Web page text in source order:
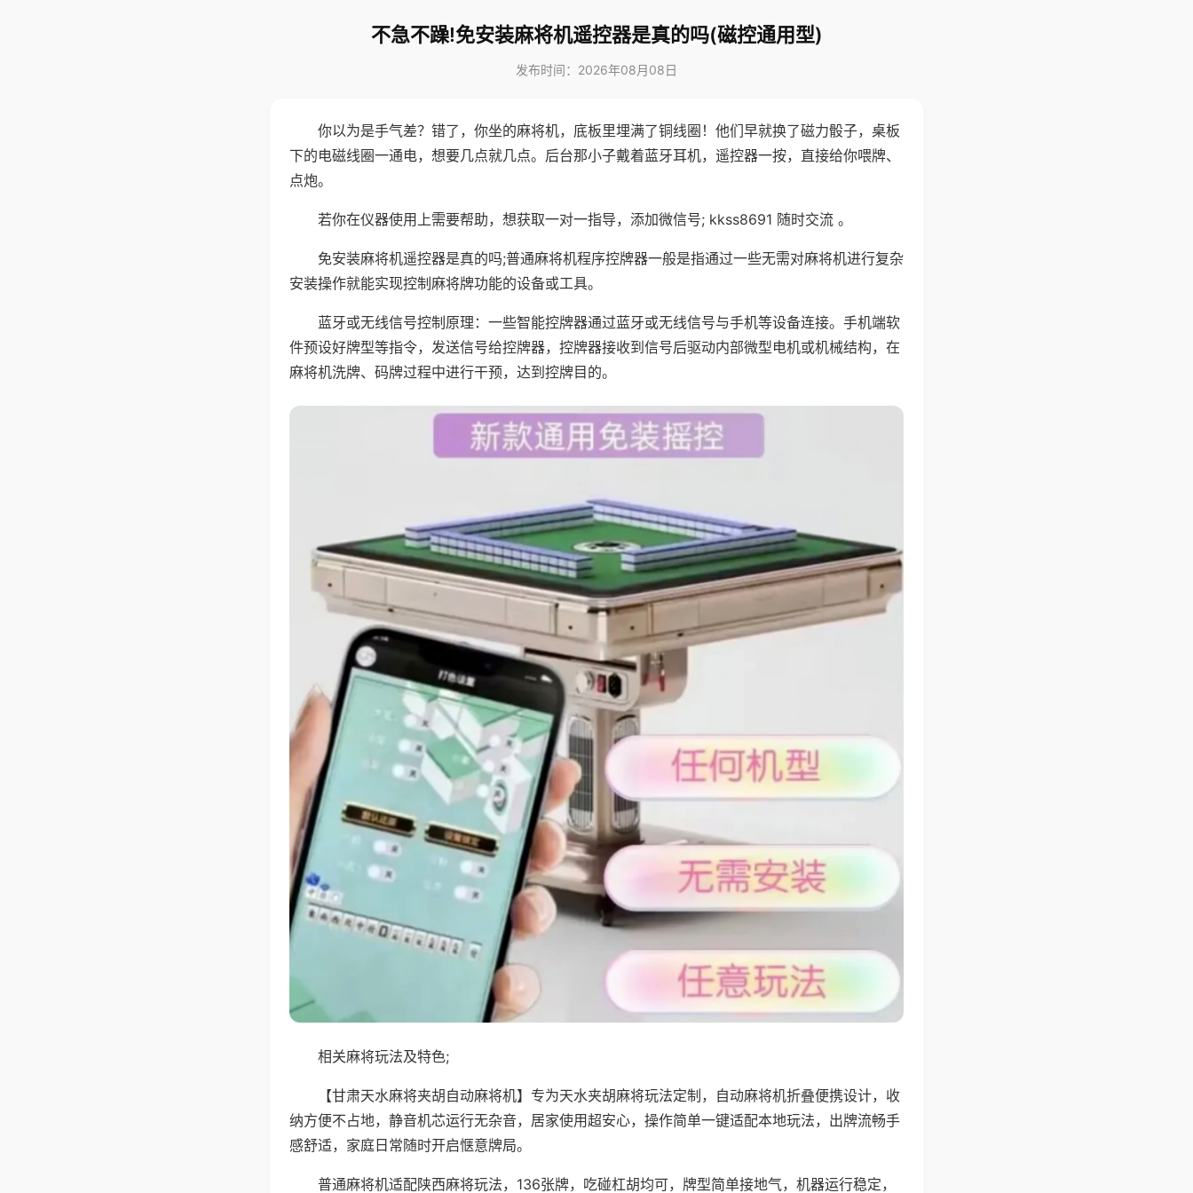
不急不躁!免安装麻将机遥控器是真的吗(磁控通用型)
发布时间：2026年08月08日
你以为是手气差？错了，你坐的麻将机，底板里埋满了铜线圈！他们早就换了磁力骰子，桌板
下的电磁线圈一通电，想要几点就几点。后台那小子戴着蓝牙耳机，遥控器一按，直接给你喂牌、
点炮。
若你在仪器使用上需要帮助，想获取一对一指导，添加微信号; kkss8691 随时交流 。
免安装麻将机遥控器是真的吗;普通麻将机程序控牌器一般是指通过一些无需对麻将机进行复杂
安装操作就能实现控制麻将牌功能的设备或工具。
蓝牙或无线信号控制原理：一些智能控牌器通过蓝牙或无线信号与手机等设备连接。手机端软
件预设好牌型等指令，发送信号给控牌器，控牌器接收到信号后驱动内部微型电机或机械结构，在
麻将机洗牌、码牌过程中进行干预，达到控牌目的。
相关麻将玩法及特色;
【甘肃天水麻将夹胡自动麻将机】专为天水夹胡麻将玩法定制，自动麻将机折叠便携设计，收
纳方便不占地，静音机芯运行无杂音，居家使用超安心，操作简单一键适配本地玩法，出牌流畅手
感舒适，家庭日常随时开启惬意牌局。
普通麻将机适配陕西麻将玩法，136张牌，吃碰杠胡均可，牌型简单接地气，机器运行稳定，